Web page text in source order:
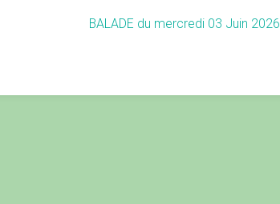
BALADE du mercredi 03 Juin 2026